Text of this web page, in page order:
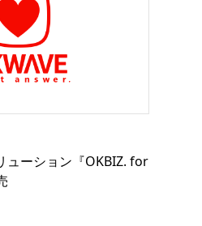
ューション『OKBIZ. for